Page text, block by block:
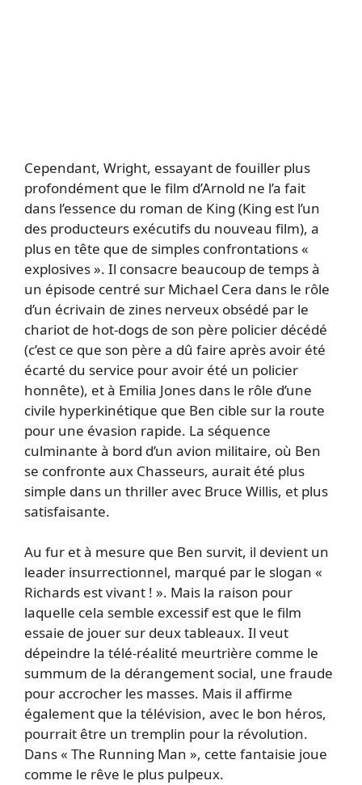
Cependant, Wright, essayant de fouiller plus
profondément que le film d’Arnold ne l’a fait
dans l’essence du roman de King (King est l’un
des producteurs exécutifs du nouveau film), a
plus en tête que de simples confrontations «
explosives ». Il consacre beaucoup de temps à
un épisode centré sur Michael Cera dans le rôle
d’un écrivain de zines nerveux obsédé par le
chariot de hot-dogs de son père policier décédé
(c’est ce que son père a dû faire après avoir été
écarté du service pour avoir été un policier
honnête), et à Emilia Jones dans le rôle d’une
civile hyperkinétique que Ben cible sur la route
pour une évasion rapide. La séquence
culminante à bord d’un avion militaire, où Ben
se confronte aux Chasseurs, aurait été plus
simple dans un thriller avec Bruce Willis, et plus
satisfaisante.
Au fur et à mesure que Ben survit, il devient un
leader insurrectionnel, marqué par le slogan «
Richards est vivant ! ». Mais la raison pour
laquelle cela semble excessif est que le film
essaie de jouer sur deux tableaux. Il veut
dépeindre la télé-réalité meurtrière comme le
summum de la dérangement social, une fraude
pour accrocher les masses. Mais il affirme
également que la télévision, avec le bon héros,
pourrait être un tremplin pour la révolution.
Dans « The Running Man », cette fantaisie joue
comme le rêve le plus pulpeux.